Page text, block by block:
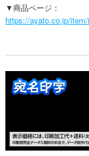
▼商品ページ：
https://ayato.co.jp/